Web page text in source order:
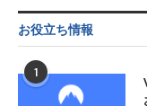
お役立ち情報
1